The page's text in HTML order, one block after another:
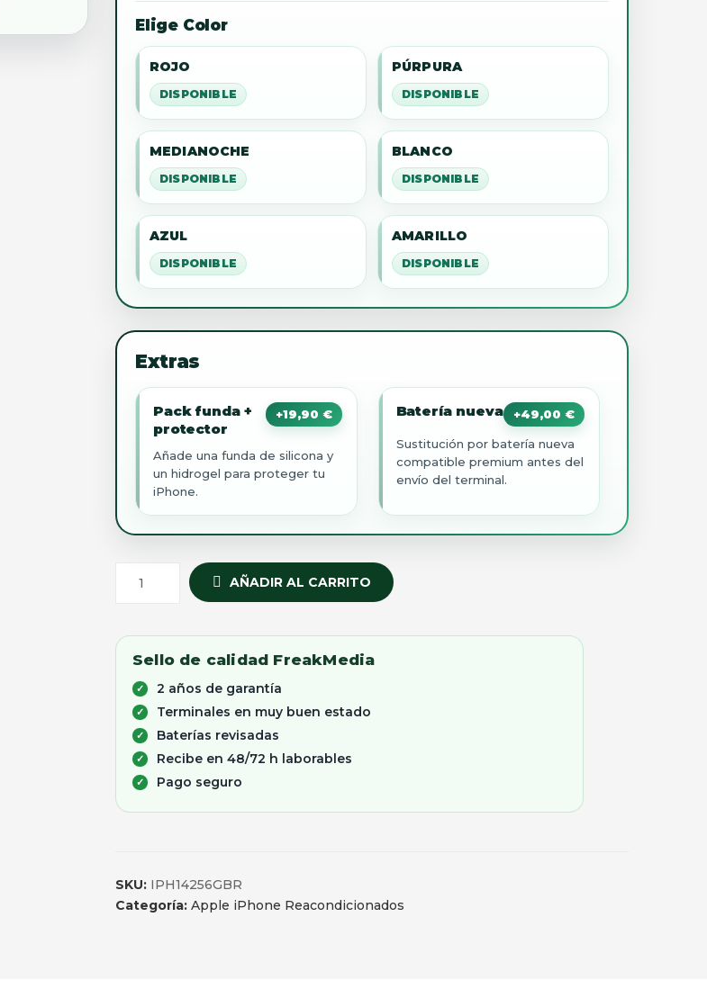
Elige Color
ROJO
DISPONIBLE
PÚRPURA
DISPONIBLE
MEDIANOCHE
DISPONIBLE
BLANCO
DISPONIBLE
AZUL
DISPONIBLE
AMARILLO
DISPONIBLE
Extras
Pack funda +
protector
+19,90 €
Añade una funda de silicona y
un hidrogel para proteger tu
iPhone.
Batería nueva +49,00 €
Sustitución por batería nueva
compatible premium antes del
envío del terminal.
AÑADIR AL CARRITO
Sello de calidad FreakMedia
2 años de garantía
Terminales en muy buen estado
Baterías revisadas
Recibe en 48/72 h laborables
Pago seguro
SKU: IPH14256GBR
Categoría: Apple iPhone Reacondicionados